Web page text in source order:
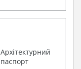
Архітектурний
паспорт